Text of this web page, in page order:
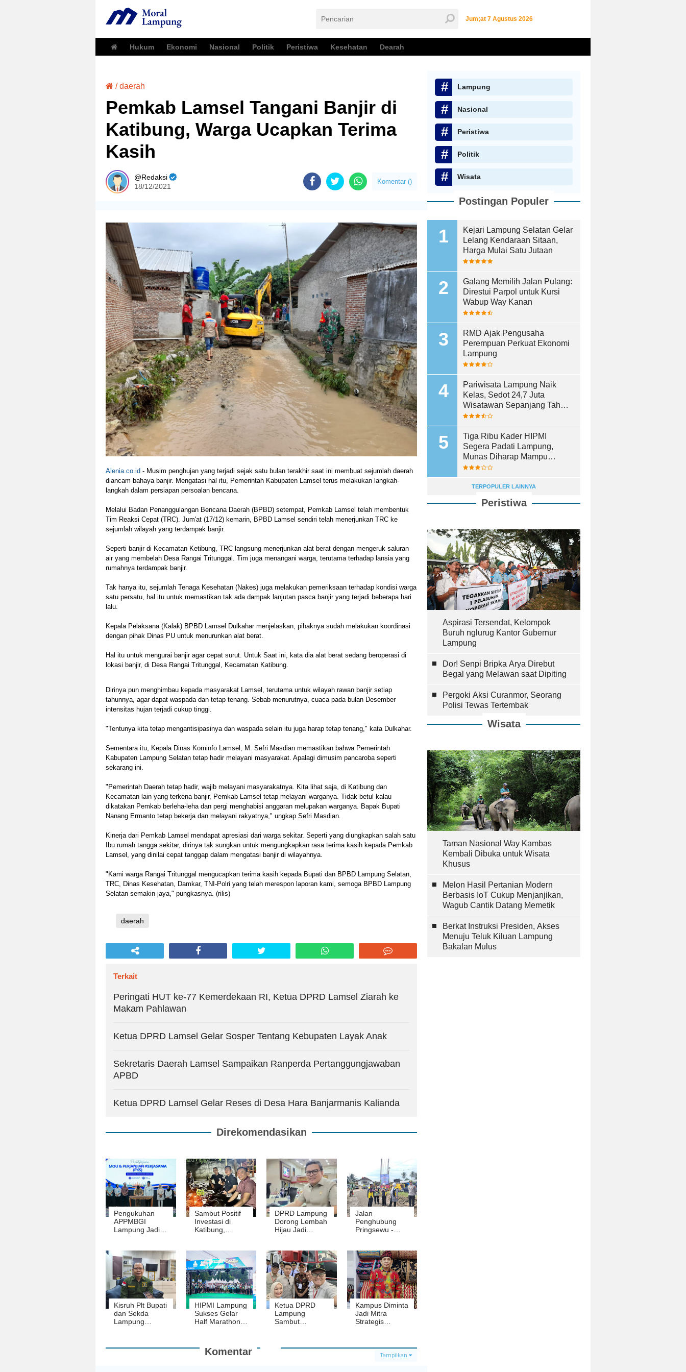
Jum;at 7 Agustus 2026
Hukum Ekonomi Nasional Politik Peristiwa Kesehatan Dearah
/daerah
Pemkab Lamsel Tangani Banjir di
Katibung, Warga Ucapkan Terima
Kasih
Redaksi
18/12/2021
Komentar ()
Alenia.co.id - Musim penghujan yang terjadi sejak satu bulan terakhir saat ini membuat sejumlah daerah
diancam bahaya banjir. Mengatasi hal itu, Pemerintah Kabupaten Lamsel terus melakukan langkah-
langkah dalam persiapan persoalan bencana.
Melalui Badan Penanggulangan Bencana Daerah (BPBD) setempat, Pemkab Lamsel telah membentuk
Tim Reaksi Cepat (TRC). Jum'at (17/12) kemarin, BPBD Lamsel sendiri telah menerjunkan TRC ke
sejumlah wilayah yang terdampak banjir.
Seperti banjir di Kecamatan Ketibung, TRC langsung menerjunkan alat berat dengan mengeruk saluran
air yang membelah Desa Rangai Tritunggal. Tim juga menangani warga, terutama terhadap lansia yang
rumahnya terdampak banjir.
Tak hanya itu, sejumlah Tenaga Kesehatan (Nakes) juga melakukan pemeriksaan terhadap kondisi warga
satu persatu, hal itu untuk memastikan tak ada dampak lanjutan pasca banjir yang terjadi beberapa hari
lalu.
Kepala Pelaksana (Kalak) BPBD Lamsel Dulkahar menjelaskan, pihaknya sudah melakukan koordinasi
dengan pihak Dinas PU untuk menurunkan alat berat.
Hal itu untuk mengurai banjir agar cepat surut. Untuk Saat ini, kata dia alat berat sedang beroperasi di
lokasi banjir, di Desa Rangai Tritunggal, Kecamatan Katibung.
Dirinya pun menghimbau kepada masyarakat Lamsel, terutama untuk wilayah rawan banjir setiap
tahunnya, agar dapat waspada dan tetap tenang. Sebab menurutnya, cuaca pada bulan Desember
intensitas hujan terjadi cukup tinggi.
"Tentunya kita tetap mengantisipasinya dan waspada selain itu juga harap tetap tenang," kata Dulkahar.
Sementara itu, Kepala Dinas Kominfo Lamsel, M. Sefri Masdian memastikan bahwa Pemerintah
Kabupaten Lampung Selatan tetap hadir melayani masyarakat. Apalagi dimusim pancaroba seperti
sekarang ini.
"Pemerintah Daerah tetap hadir, wajib melayani masyarakatnya. Kita lihat saja, di Katibung dan
Kecamatan lain yang terkena banjir, Pemkab Lamsel tetap melayani warganya. Tidak betul kalau
dikatakan Pemkab berleha-leha dan pergi menghabisi anggaran melupakan warganya. Bapak Bupati
Nanang Ermanto tetap bekerja dan melayani rakyatnya," ungkap Sefri Masdian.
Kinerja dari Pemkab Lamsel mendapat apresiasi dari warga sekitar. Seperti yang diungkapkan salah satu
Ibu rumah tangga sekitar, dirinya tak sungkan untuk mengungkapkan rasa terima kasih kepada Pemkab
Lamsel, yang dinilai cepat tanggap dalam mengatasi banjir di wilayahnya.
"Kami warga Rangai Tritunggal mengucapkan terima kasih kepada Bupati dan BPBD Lampung Selatan,
TRC, Dinas Kesehatan, Damkar, TNI-Polri yang telah merespon laporan kami, semoga BPBD Lampung
Selatan semakin jaya," pungkasnya. (rilis)
daerah
Terkait
Peringati HUT ke-77 Kemerdekaan RI, Ketua DPRD Lamsel Ziarah ke
Makam Pahlawan
Ketua DPRD Lamsel Gelar Sosper Tentang Kebupaten Layak Anak
Sekretaris Daerah Lamsel Sampaikan Ranperda Pertanggungjawaban
APBD
Ketua DPRD Lamsel Gelar Reses di Desa Hara Banjarmanis Kalianda
Direkomendasikan
Pengukuhan
APPMBGI
Lampung Jadi
Dapur MBG, Ini
Pesan Gubernur
Sambut Positif
Investasi di
Katibung,
Pembukaan
Lapangan Kerja
DPRD Lampung
Dorong Lembah
Hijau Jadi
Jalan
Penghubung
Pringsewu -
Jihan Pantau
Groundbreaking
Kisruh Plt Bupati
dan Sekda
Lampung
Suarjaya Minta
HIPMI Lampung
Sukses Gelar
Half Marathon
Ekonomi
Tembus Rp3,4
Ketua DPRD
Lampung
Sambut
Kampung
Kampus Diminta
Jadi Mitra
Strategis
Kunci
Penguatan
Komentar Tampilkan
Lampung
Nasional
Peristiwa
Politik
Wisata
Postingan Populer
Kejari Lampung Selatan Gelar
Lelang Kendaraan Sitaan,
Harga Mulai Satu Jutaan
Galang Memilih Jalan Pulang:
Direstui Parpol untuk Kursi
Wabup Way Kanan
RMD Ajak Pengusaha
Perempuan Perkuat Ekonomi
Lampung
Pariwisata Lampung Naik
Kelas, Sedot 24,7 Juta
Wisatawan Sepanjang Tahun
2025
Tiga Ribu Kader HIPMI
Segera Padati Lampung,
Munas Diharap Mampu
Lahirkan Pemimpin Terbaik
TERPOPULER LAINNYA
Peristiwa
Aspirasi Tersendat, Kelompok
Buruh nglurug Kantor Gubernur
Lampung
Dor! Senpi Bripka Arya Direbut
Begal yang Melawan saat Dipiting
Pergoki Aksi Curanmor, Seorang
Polisi Tewas Tertembak
Wisata
Taman Nasional Way Kambas
Kembali Dibuka untuk Wisata
Khusus
Melon Hasil Pertanian Modern
Berbasis IoT Cukup Menjanjikan,
Wagub Cantik Datang Memetik
Berkat Instruksi Presiden, Akses
Menuju Teluk Kiluan Lampung
Bakalan Mulus